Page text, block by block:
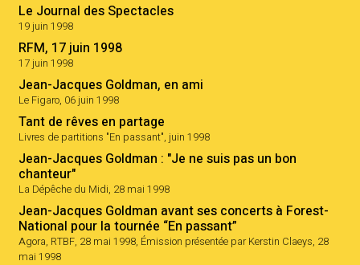
Le Journal des Spectacles
19 juin 1998
RFM, 17 juin 1998
17 juin 1998
Jean-Jacques Goldman, en ami
Le Figaro, 06 juin 1998
Tant de rêves en partage
Livres de partitions "En passant", juin 1998
Jean-Jacques Goldman : "Je ne suis pas un bon
chanteur"
La Dépêche du Midi, 28 mai 1998
Jean-Jacques Goldman avant ses concerts à Forest-
National pour la tournée “En passant”
Agora, RTBF, 28 mai 1998, Émission présentée par Kerstin Claeys, 28
mai 1998